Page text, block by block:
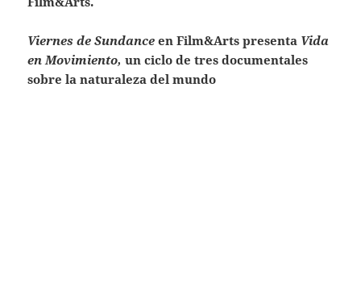
Viernes de Sundanceen Film&Arts presenta Vida
en Movimiento,un ciclo de tres documentales
sobre la naturaleza del mundo